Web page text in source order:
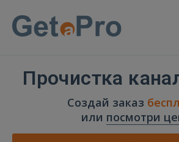
Прочистка
Создай заказ
или посмотри